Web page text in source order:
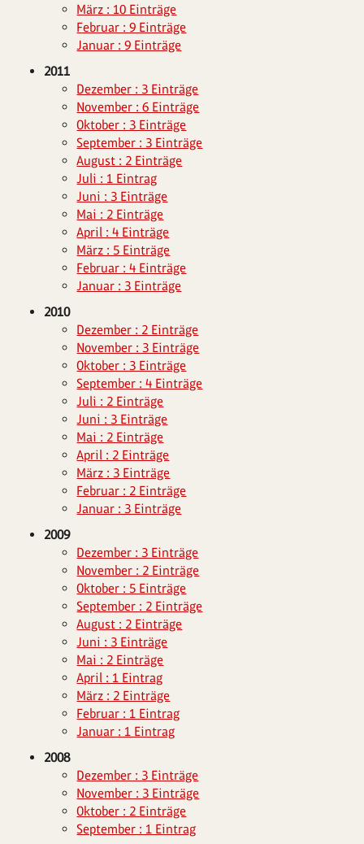
März : 10 Einträge
Februar : 9 Einträge
Januar : 9 Einträge
2011
Dezember : 3 Einträge
November : 6 Einträge
Oktober : 3 Einträge
September : 3 Einträge
August : 2 Einträge
Juli : 1 Eintrag
Juni : 3 Einträge
Mai : 2 Einträge
April : 4 Einträge
März : 5 Einträge
Februar : 4 Einträge
Januar : 3 Einträge
2010
Dezember : 2 Einträge
November : 3 Einträge
Oktober : 3 Einträge
September : 4 Einträge
Juli : 2 Einträge
Juni : 3 Einträge
Mai : 2 Einträge
April : 2 Einträge
März : 3 Einträge
Februar : 2 Einträge
Januar : 3 Einträge
2009
Dezember : 3 Einträge
November : 2 Einträge
Oktober : 5 Einträge
September : 2 Einträge
August : 2 Einträge
Juni : 3 Einträge
Mai : 2 Einträge
April : 1 Eintrag
März : 2 Einträge
Februar : 1 Eintrag
Januar : 1 Eintrag
2008
Dezember : 3 Einträge
November : 3 Einträge
Oktober : 2 Einträge
September : 1 Eintrag